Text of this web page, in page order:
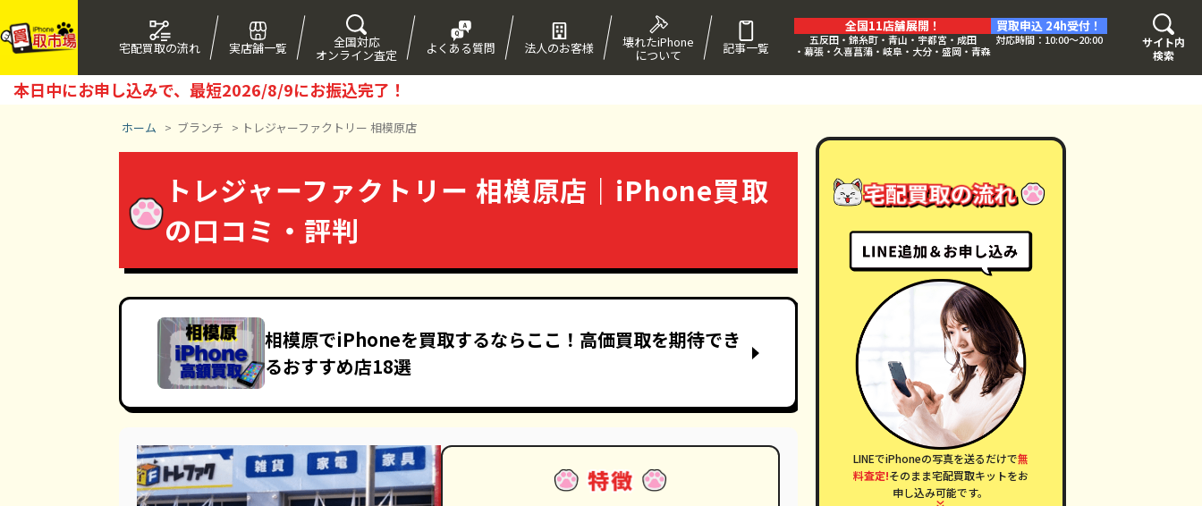
全国11店舗展開！
五反田・錦糸町・青山・宇都宮・成田
・幕張・久喜菖蒲・岐阜・大分・盛岡・青森
買取申込 24h受付！
対応時間：10:00〜20:00
宅配買取の流れ 実店舗一覧 全国対応
オンライン査定 よくある質問 法人のお客様 壊れたiPhone
について 記事一覧
サイト内
検索
本日中にお申し込みで、最短2026/8/9にお振込完了！
ホーム > ブランチ > トレジャーファクトリー 相模原店
トレジャーファクトリー 相模原店｜iPhone買取
の口コミ・評判
相模原でiPhoneを買取するならここ！高価買取を期待でき
るおすすめ店18選
LINEでiPhoneの写真を送るだけで無
料査定!そのまま宅配買取キットをお
申し込み可能です。